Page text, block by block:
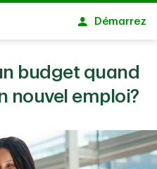
Démarrez
budget quand
nouvel emploi?